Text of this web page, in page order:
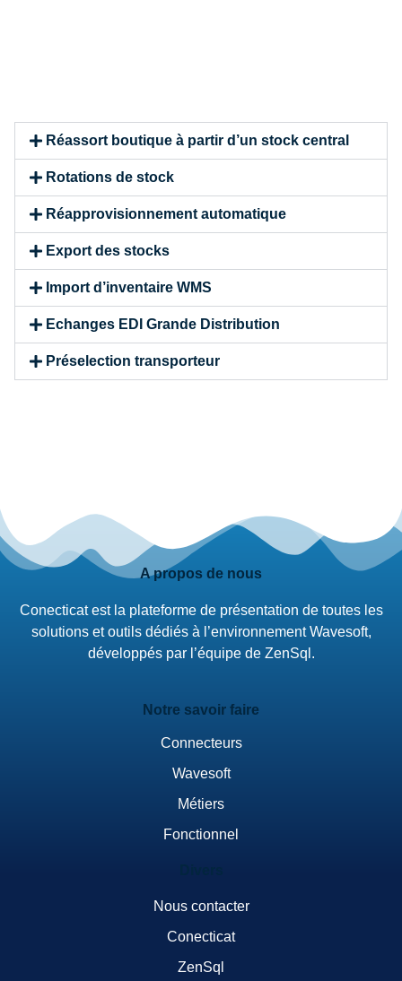
Réassort boutique à partir d’un stock central
Rotations de stock
Réapprovisionnement automatique
Export des stocks
Import d’inventaire WMS
Echanges EDI Grande Distribution
Préselection transporteur
A propos de nous
Conecticat est la plateforme de présentation de toutes les
solutions et outils dédiés à l’environnement Wavesoft,
développés par l’équipe de ZenSql.
Notre savoir faire
Connecteurs
Wavesoft
Métiers
Fonctionnel
Nous contacter
Conecticat
ZenSql